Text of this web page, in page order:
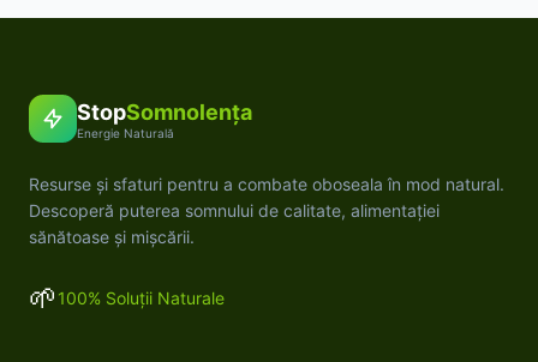
StopSomnolența
Energie Naturală
Resurse și sfaturi pentru a combate oboseala în mod natural.
Descoperă puterea somnului de calitate, alimentației
sănătoase și mișcării.
🌱 100% Soluții Naturale